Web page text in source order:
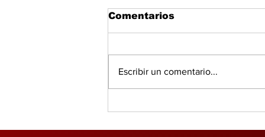
global, según PwC
Comentarios
Escribir un comentario...